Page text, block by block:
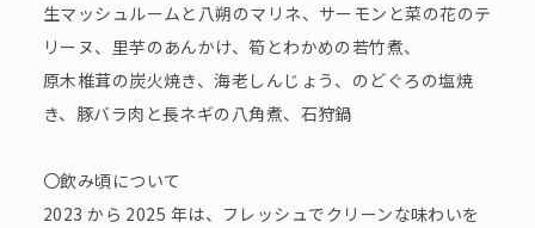
生マッシュルームと八朔のマリネ、サーモンと菜の花のテ
リーヌ、里芋のあんかけ、筍とわかめの若竹煮、
原木椎茸の炭火焼き、海老しんじょう、のどぐろの塩焼
き、豚バラ肉と長ネギの八角煮、石狩鍋
〇飲み頃について
2023 から 2025 年は、フレッシュでクリーンな味わいを